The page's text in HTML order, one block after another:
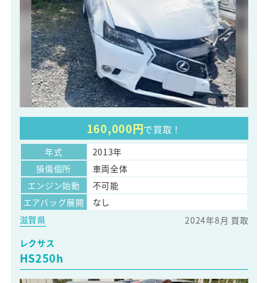
160,000円で買取！
年式
2013年
損傷個所
車両全体
エンジン始動
不可能
エアバッグ展開
なし
滋賀県
2024年8月 買取
レクサス
HS250h